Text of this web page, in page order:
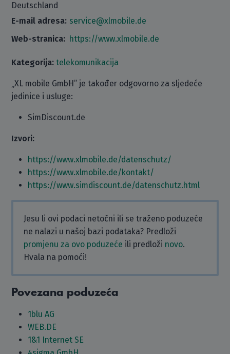
Deutschland
E-mail adresa: service@xlmobile.de
Web-stranica: https://www.xlmobile.de
Kategorija: telekomunikacija
„XL mobile GmbH” je također odgovorno za sljedeće
jedinice i usluge:
SimDiscount.de
Izvori:
https://www.xlmobile.de/datenschutz/
https://www.xlmobile.de/kontakt/
https://www.simdiscount.de/datenschutz.html
Jesu li ovi podaci netočni ili se traženo poduzeće
ne nalazi u našoj bazi podataka? Predloži
promjenu za ovo poduzeće ili predloži novo.
Hvala na pomoći!
Povezana poduzeća
1blu AG
WEB.DE
1&1 Internet SE